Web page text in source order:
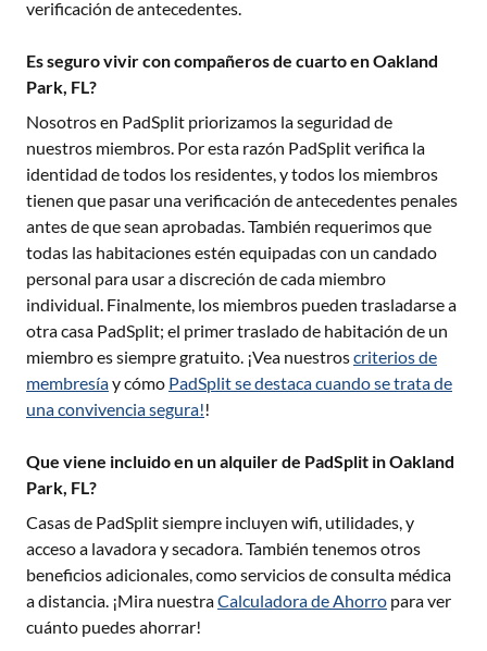
verificación de antecedentes.
Es seguro vivir con compañeros de cuarto en Oakland
Park, FL?
Nosotros en PadSplit priorizamos la seguridad de
nuestros miembros. Por esta razón PadSplit verifica la
identidad de todos los residentes, y todos los miembros
tienen que pasar una verificación de antecedentes penales
antes de que sean aprobadas. También requerimos que
todas las habitaciones estén equipadas con un candado
personal para usar a discreción de cada miembro
individual. Finalmente, los miembros pueden trasladarse a
otra casa PadSplit; el primer traslado de habitación de un
miembro es siempre gratuito. ¡Vea nuestroscriterios de
membresíay cómo PadSplit se destaca cuando se trata de
una convivencia segura!!
Que viene incluido en un alquiler de PadSplit in Oakland
Park, FL?
Casas de PadSplit siempre incluyen wifi, utilidades, y
acceso a lavadora y secadora. También tenemos otros
beneficios adicionales, como servicios de consulta médica
a distancia. ¡Mira nuestraCalculadora de Ahorro para ver
cuánto puedes ahorrar!